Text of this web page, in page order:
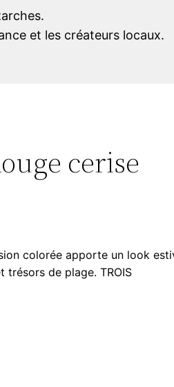
chez Mamounette !!
et les créateurs locaux.
cerise
colorée apporte un look
de plage. TROIS